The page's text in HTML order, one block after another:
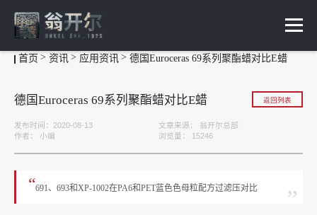
首页 资讯 应用资讯 德国Euroceras 69系列聚酯蜡对比E蜡
德国Euroceras 69系列聚酯蜡对比E蜡 返回列表
发布时间：2020-08-13 文章来源：
翁开尔总部
作者：
小编 浏览量： 15246
“691、693和XP-1002在PA6和PET蓝色色母粒配方过滤压对比 ”